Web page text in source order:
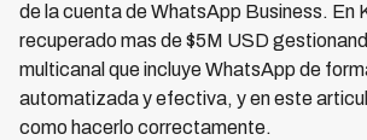
de la cuenta de WhatsApp Business. En
recuperado mas de $5M USD
multicanal que incluye WhatsApp de
automatizada y efectiva, y en este
como hacerlo correctamente.